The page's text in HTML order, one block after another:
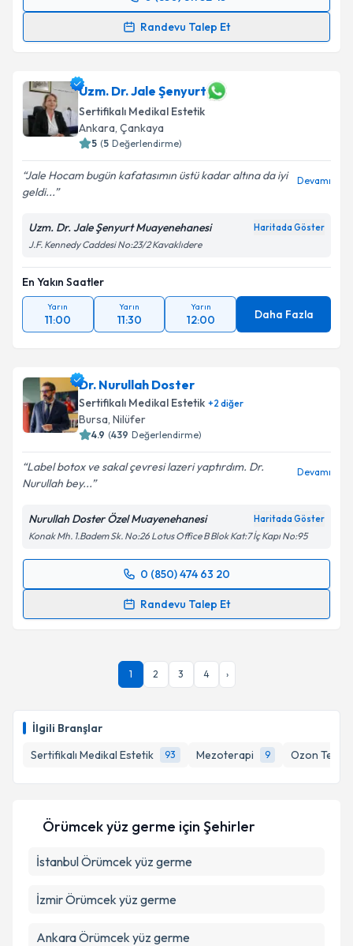
İlgili Branşlar
Sertifikalı Medikal Estetik
93 Mezoterapi 9 Ozon
Randevu Talep Et
Randevu Takvimi Talebi
takvim hazırlandığında e-posta ile bilgilendireceğiz.
E-posta Adresiniz
kapsamda işlenmesini kabul ediyorum.
Uzm. Dr. Jale Şenyurt
Sertifikalı Medikal Estetik
Ankara, Çankaya
5 (5 Değerlendirme)
Jale Hocam bugün kafatasımın üstü kadar altına da iyi
geldi...
Devamı
Uzm. Dr. Jale Şenyurt Muayenehanesi Haritada Göster
J.F. Kennedy Caddesi No:23/2 Kavaklıdere
En Yakın Saatler
Yarın
11:00
Yarın
11:30
Yarın
12:00 Daha Fazla
Dr. Nurullah Doster
Sertifikalı Medikal Estetik +2 diğer
Bursa, Nilüfer
4.9 (439 Değerlendirme)
Label botox ve sakal çevresi lazeri yaptırdım. Dr.
Nurullah bey...
Devamı
Nurullah Doster Özel Muayenehanesi Haritada Göster
Konak Mh. 1.Badem Sk. No:26 Lotus Office B Blok Kat:7 İç Kapı No:95
0 (850) 474 63 20
Randevu Talep Et
Randevu Takvimi Talebi
takvim hazırlandığında e-posta ile bilgilendireceğiz.
Takvim Talebini Gönder
1 2 3 4 ›
Örümcek yüz germe için Şehirler
İstanbulÖrümcek yüz germe
İzmirÖrümcek yüz germe
AnkaraÖrümcek yüz germe